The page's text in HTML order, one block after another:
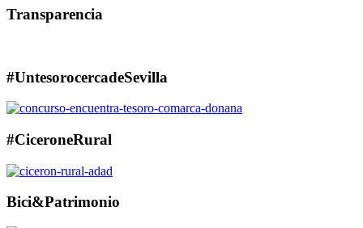
Transparencia
#UntesorocercadeSevilla
#CiceroneRural
Bici&Patrimonio